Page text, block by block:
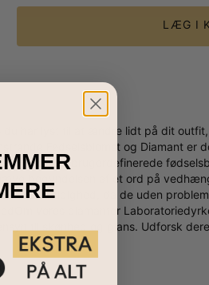
LÆG I
du har lyst til at ændre lidt på dit
Fødselsblomst og Diamant er
一 fra den brugerdefinerede
begyndelsen af et ord på
deres alsidighed, da de uden
vores diamanter
til skønhed og glans. Udforsk